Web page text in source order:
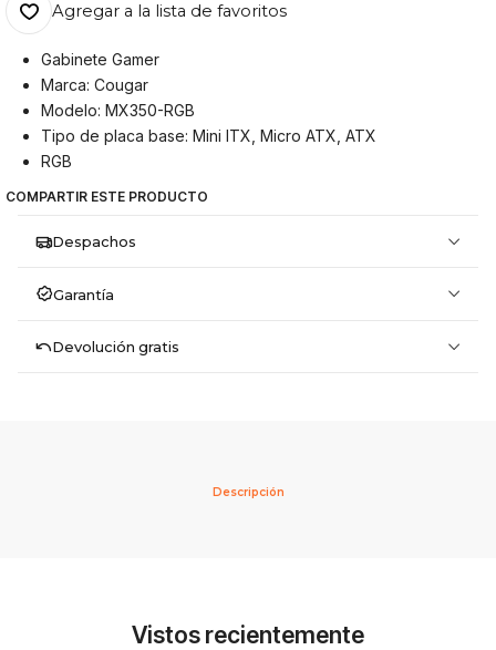
Agregar a la lista de favoritos
Gabinete Gamer
Marca: Cougar
Modelo: MX350-RGB
Tipo de placa base: Mini ITX, Micro ATX, ATX
RGB
COMPARTIR ESTE PRODUCTO
Despachos
Garantía
Devolución gratis
Descripción
Vistos recientemente